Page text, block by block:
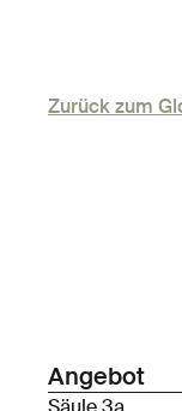
Zurück zum
Angebot